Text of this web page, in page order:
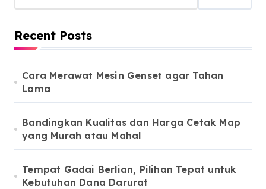
Recent Posts
Cara Merawat Mesin Genset agar Tahan
Lama
Bandingkan Kualitas dan Harga Cetak Map
yang Murah atau Mahal
Tempat Gadai Berlian, Pilihan Tepat untuk
Kebutuhan Dana Darurat